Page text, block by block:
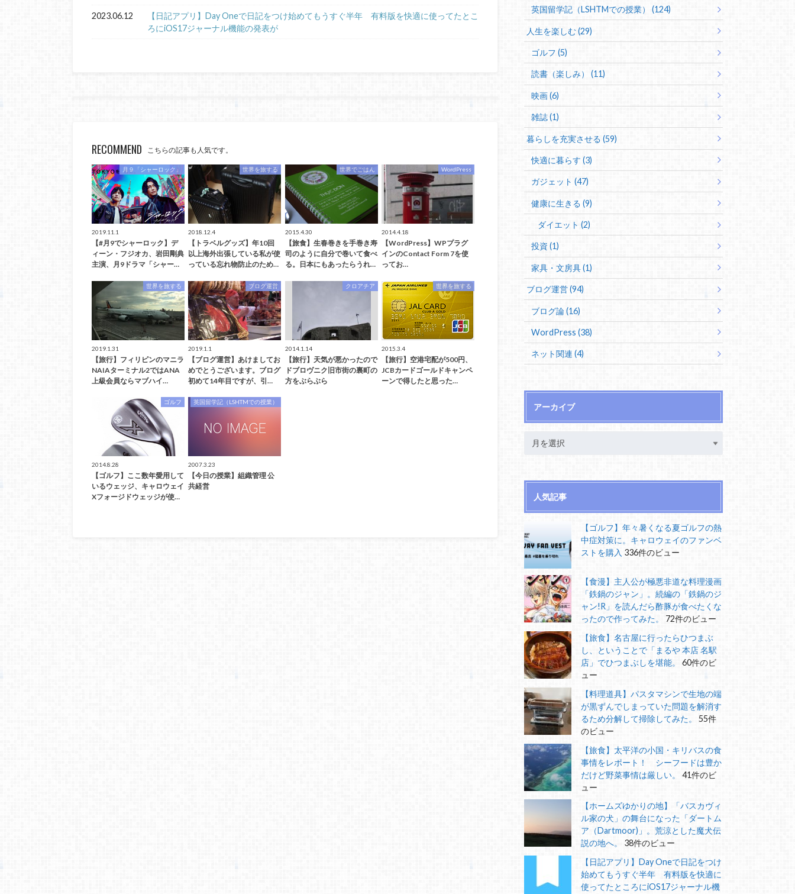
2023.06.12
【日記アプリ】Day Oneで日記をつけ始めてもうすぐ半年 有料版を快適に使ってたとこ
ろにiOS17ジャーナル機能の発表が
RECOMMEND こちらの記事も人気です。
月９「シャーロック」
2019.11.1
【#月9でシャーロック】デ
ィーン・フジオカ、岩田剛典
主演、月9ドラマ「シャー…
世界を旅する
2018.12.4
【トラベルグッズ】年10回
以上海外出張している私が使
っている忘れ物防止のため…
世界でごはん
2015.4.30
【旅食】生春巻きを手巻き寿
司のように自分で巻いて食べ
る。日本にもあったらうれ…
WordPress
2014.4.18
【WordPress】WPプラグ
インのContact Form 7を使
ってお…
世界を旅する
2019.1.31
【旅行】フィリピンのマニラ
NAIAターミナル2ではANA
上級会員ならマブハイ…
ブログ運営
2019.1.1
【ブログ運営】あけましてお
めでとうございます。ブログ
初めて14年目ですが、引…
クロアチア
2014.1.14
【旅行】天気が悪かったので
ドブロヴニク旧市街の裏町の
方をぶらぶら
世界を旅する
2015.3.4
【旅行】空港宅配が500円、
JCBカードゴールドキャンペ
ーンで得したと思った…
ゴルフ
2014.8.28
【ゴルフ】ここ数年愛用して
いるウェッジ、キャロウェイ
Xフォージドウェッジが使…
英国留学記（LSHTMでの授業）
2007.3.23
【今日の授業】組織管理 公
共経営
英国留学記（LSHTMでの授業） (124)
人生を楽しむ (29)
ゴルフ (5)
読書（楽しみ） (11)
映画 (6)
雑誌 (1)
暮らしを充実させる (59)
快適に暮らす (3)
ガジェット (47)
健康に生きる (9)
ダイエット (2)
投資 (1)
家具・文房具 (1)
ブログ運営 (94)
ブログ論 (16)
WordPress (38)
ネット関連 (4)
アーカイブ
人気記事
【ゴルフ】年々暑くなる夏ゴルフの熱
中症対策に。キャロウェイのファンベ
ストを購入 336件のビュー
【食漫】主人公が極悪非道な料理漫画
「鉄鍋のジャン」。続編の「鉄鍋のジ
ャン!R」を読んだら酢豚が食べたくな
ったので作ってみた。
72件のビュー
【旅食】名古屋に行ったらひつまぶ
し、ということで「まるや 本店 名駅
店」でひつまぶしを堪能。
60件のビ
ュー
【料理道具】パスタマシンで生地の端
が黒ずんでしまっていた問題を解消す
るため分解して掃除してみた。
55件
のビュー
【旅食】太平洋の小国・キリバスの食
事情をレポート！ シーフードは豊か
だけど野菜事情は厳しい。
41件のビ
ュー
【ホームズゆかりの地】「バスカヴィ
ル家の犬」の舞台になった「ダートム
ア（Dartmoor)」。荒涼とした魔犬伝
説の地へ。
38件のビュー
【日記アプリ】Day Oneで日記をつけ
始めてもうすぐ半年 有料版を快適に
使ってたところにiOS17ジャーナル機